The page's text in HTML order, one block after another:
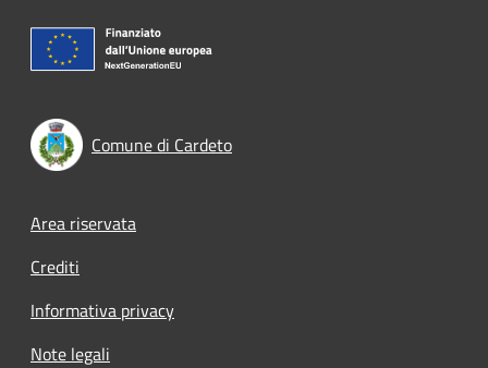
Comune di Cardeto
Footer menu
Area riservata
Crediti
Informativa privacy
Note legali